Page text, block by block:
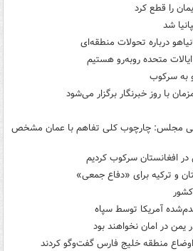
را قطع کرد
شد
درباره تحولات منطقه‌ای
متحده روبه‌رو هستیم
به سرکوب
با روز خبرنگار برگزار می‌شود
مجلس: چارچوب کلی تفاهم با عمان مشخص
افغانستان سرکوب کردیم
و ترکیه برای «دفاع جمعی»
آمریکا توسط سپاه
یمن در امان نخواهند بود
اوضاع منطقه خلیج فارس گفت‌وگو کردند